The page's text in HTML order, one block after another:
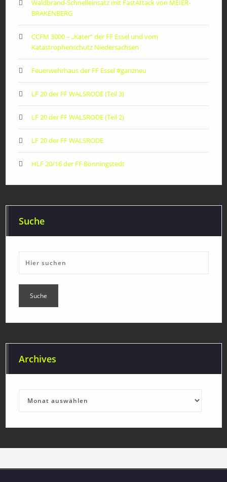
Waldbrand-Schnelleinsatz mit FastAttack von MEIER-
BRAKENBERG
CCFM 3000 – „Kater“ der FF Essel und vom
Katastrophenschutz Niedersachsen
Feuerwehrhaus der FF Essel #ganzneu
LF 20 der FF WALSRODE (Teil 3)
LF 20 der FF WALSRODE (Teil 2)
LF 20 der FF WALSRODE
HLF 20/16 der FF Bönningstedt
Suche
Archives